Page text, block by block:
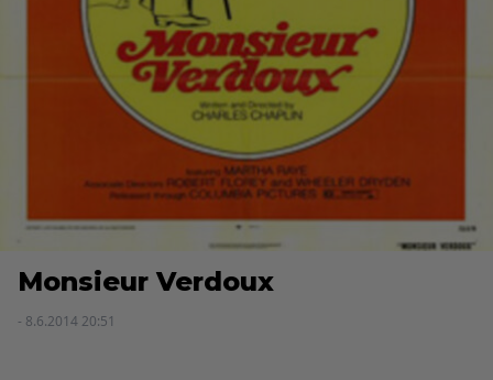
Monsieur Verdoux
- 8.6.2014 20:51